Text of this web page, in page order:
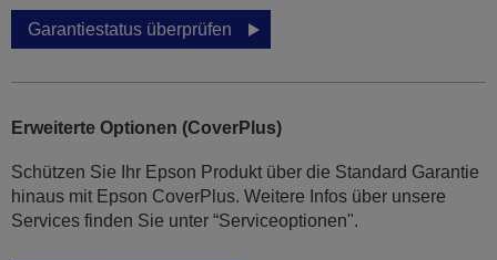
Garantiestatus überprüfen
Erweiterte Optionen (CoverPlus)
Schützen Sie Ihr Epson Produkt über die Standard Garantie
hinaus mit Epson CoverPlus. Weitere Infos über unsere
Services finden Sie unter “Serviceoptionen".